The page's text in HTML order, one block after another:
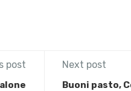
post Next post
Buoni pasto,